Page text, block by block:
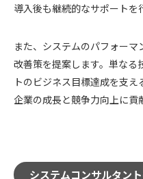
導入後も継続的なサポートを
また、システムのパフォー
改善策を提案します。単なる
トのビジネス目標達成を支え
企業の成長と競争力向上に貢
システムコンサルタン